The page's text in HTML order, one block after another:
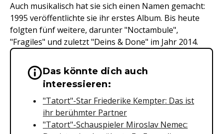
Auch musikalisch hat sie sich einen Namen gemacht:
1995 veröffentlichte sie ihr erstes Album. Bis heute
folgten fünf weitere, darunter "Noctambule",
"Fragiles" und zuletzt "Deins & Done" im Jahr 2014.
Wichtige Hinweise &
Das könnte dich auch
interessieren:
"Tatort"-Star Friederike Kempter: Das ist
ihr berühmter Partner
"Tatort"-Schauspieler Miroslav Nemec: